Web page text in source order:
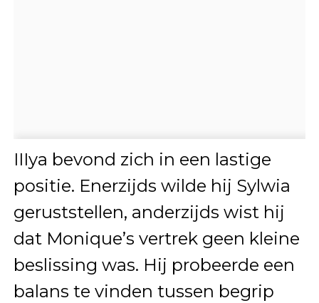
IIIya bevond zich in een lastige
positie. Enerzijds wilde hij Sylwia
geruststellen, anderzijds wist hij
dat Monique’s vertrek geen kleine
beslissing was. Hij probeerde een
balans te vinden tussen begrip